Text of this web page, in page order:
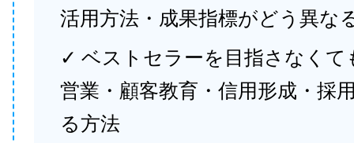
活用方法・成果指標がどう異な
✓ ベストセラーを目指さなくて
営業・顧客教育・信用形成・採
る方法